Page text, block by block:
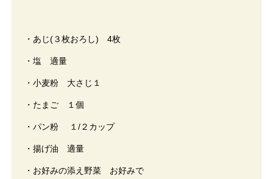
・あじ(３枚おろし) 4枚
・塩 適量
・小麦粉 大さじ１
・たまご １個
・パン粉 １/２カップ
・揚げ油 適量
・お好みの添え野菜 お好みで